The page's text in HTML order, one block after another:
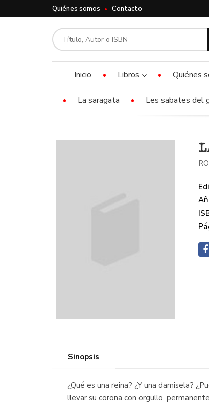
Quiénes somos Contacto
Inicio Libros Quiénes
La saragata Les sabates del
Sinopsis
¿Qué es una reina? ¿Y una damisela?
llevar su corona con orgullo,